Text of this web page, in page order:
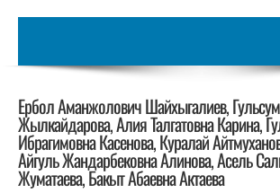
Ербол Аманжолович Шайхыгалиев,
Жылкайдарова, Алия Талгатовна Карина,
Ибрагимовна Касенова, Куралай
Айгуль Жандарбековна Алинова, Асель
Жуматаева, Бакыт Абаевна Актаева